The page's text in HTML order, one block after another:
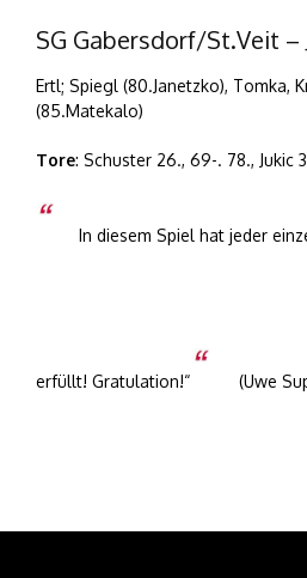
SG Gabersdorf/St.Veit –
Ertl; Spiegl (80.Janetzko), Tomka,
(85.Matekalo)
Tore: Schuster 26., 69-. 78., Jukic
In diesem Spiel hat jeder
erfüllt! Gratulation!“ (Uwe